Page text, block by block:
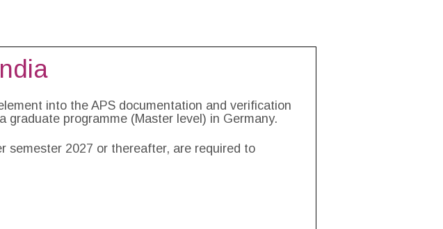
into the APS documentation and verification
programme (Master level) in Germany.
semester 2027 or thereafter, are required to